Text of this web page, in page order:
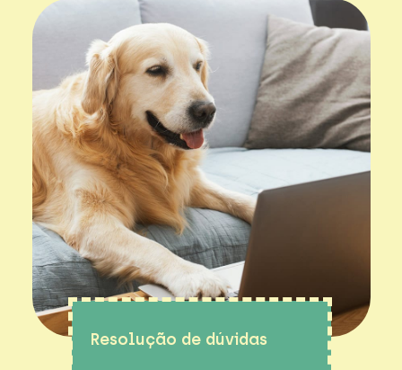
Resolução de dúvidas